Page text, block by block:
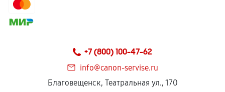
+7 (800) 100-47-62
info@canon-servise.ru
Благовещенск, Театральная ул., 170